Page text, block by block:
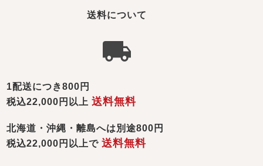
送料について
1配送につき800円
税込22,000円以上送料無料
北海道・沖縄・離島へは別途800円
税込22,000円以上で送料無料